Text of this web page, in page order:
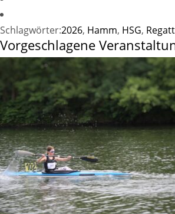
Schlagwörter:2026, Hamm, HSG,
Vorgeschlagene